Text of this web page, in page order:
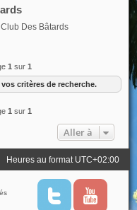
Des Bâtards
1 sur1
critères de recherche.
1 sur1
Aller à
Heures au format UTC+02:00
T
Y